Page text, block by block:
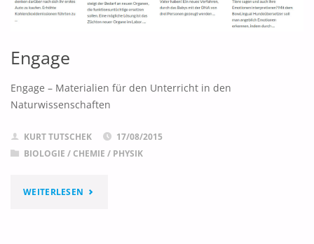
Engage
Engage – Materialien für den Unterricht in den
Naturwissenschaften
KURT TUTSCHEK
17/08/2015
BIOLOGIE / CHEMIE / PHYSIK
WEITERLESEN "ENGAGE"